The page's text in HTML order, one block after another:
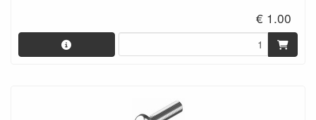
€ 1.00